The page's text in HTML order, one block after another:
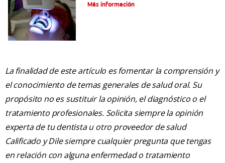
Más información
La finalidad de este artículo es fomentar la comprensión y
el conocimiento de temas generales de salud oral. Su
propósito no es sustituir la opinión, el diagnóstico o el
tratamiento profesionales. Solicita siempre la opinión
experta de tu dentista u otro proveedor de salud
Calificado y Dile siempre cualquier pregunta que tengas
en relación con alguna enfermedad o tratamiento